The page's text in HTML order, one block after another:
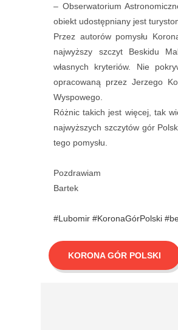
– Obserwatorium
obiekt udostępniany jest
Przez autorów pomysłu
najwyższy szczyt Beskidu
własnych kryteriów. Nie
opracowaną przez Jerzego
Wyspowego.
Różnic takich jest więcej, tak
najwyższych szczytów gór
tego pomysłu.
Pozdrawiam
Bartek
#Lubomir #KoronaGórPolski
KORONA GÓR POLSKI